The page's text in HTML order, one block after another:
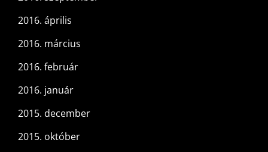
2016. április
2016. március
2016. február
2016. január
2015. december
2015. október